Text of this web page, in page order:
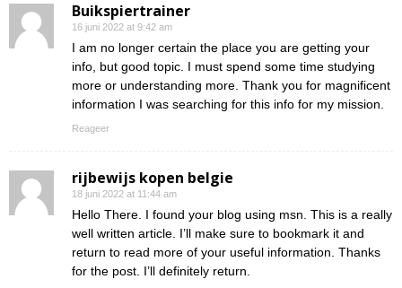
Buikspiertrainer
16 juni 2022 at 9:42 am
I am no longer certain the place you are getting your
info, but good topic. I must spend some time studying
more or understanding more. Thank you for magnificent
information I was searching for this info for my mission.
Reageer
rijbewijs kopen belgie
18 juni 2022 at 11:44 am
Hello There. I found your blog using msn. This is a really
well written article. I’ll make sure to bookmark it and
return to read more of your useful information. Thanks
for the post. I’ll definitely return.